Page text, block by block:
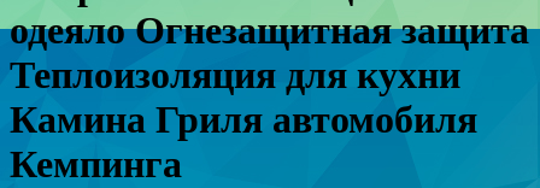
одеяло Огнезащитная защита
Теплоизоляция для кухни
Камина Гриля автомобиля
Кемпинга